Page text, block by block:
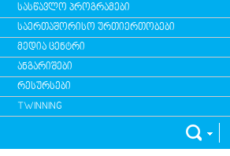
ᲡᲐᲡᲬᲐᲕᲚᲝ ᲞᲠᲝᲒᲠᲐᲛᲔᲑᲘ
ᲡᲐᲔᲠᲗᲐᲨᲝᲠᲘᲡᲝ ᲣᲠᲗᲘᲔᲠᲗᲝᲑᲔᲑᲘ
ᲛᲔᲓᲘᲐ ᲪᲔᲜᲢᲠᲘ
ᲐᲜᲒᲐᲠᲘᲨᲔᲑᲘ
ᲠᲔᲡᲣᲠᲡᲔᲑᲘ
TWINNING